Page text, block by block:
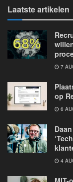
Laatste artikelen
7
op
6
4